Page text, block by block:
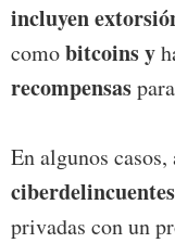
incluyen
comobitcoins y
recompensas
En algunos
ciberdelincuentes
privadas con un